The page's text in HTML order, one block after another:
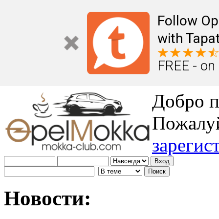
Follow
with
FREE -
Добро
Новости: